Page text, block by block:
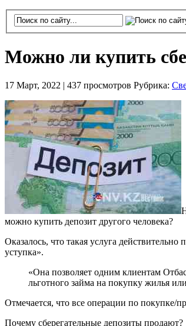
Можно ли купить
17 Март, 2022 | 437 просмотров Рубрика:
можно купить депозит другого человека?
Оказалось, что такая услуга
уступка».
«Она позволяет одним клиентам
льготного займа на покупку жилья
Отмечается, что все операции по покупке/
Почему сберегательные депозиты продают?